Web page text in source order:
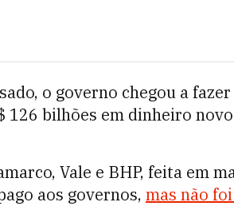
o governo chegou a
126 bilhões em dinheiro
Vale e BHP, feita em
aos governos, mas não